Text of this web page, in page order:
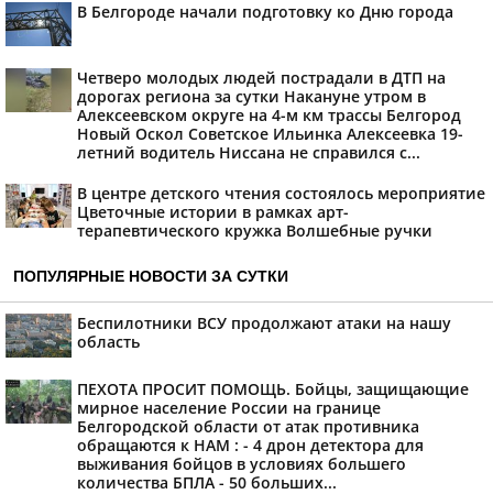
В Белгороде начали подготовку ко Дню города
Четверо молодых людей пострадали в ДТП на
дорогах региона за сутки Накануне утром в
Алексеевском округе на 4-м км трассы Белгород
Новый Оскол Советское Ильинка Алексеевка 19-
летний водитель Ниссана не справился с...
В центре детского чтения состоялось мероприятие
Цветочные истории в рамках арт-
терапевтического кружка Волшебные ручки
ПОПУЛЯРНЫЕ НОВОСТИ ЗА СУТКИ
Беспилотники ВСУ продолжают атаки на нашу
область
ПЕХОТА ПРОСИТ ПОМОЩЬ. Бойцы, защищающие
мирное население России на границе
Белгородской области от атак противника
обращаются к НАМ : - 4 дрон детектора для
выживания бойцов в условиях большего
количества БПЛА - 50 больших...